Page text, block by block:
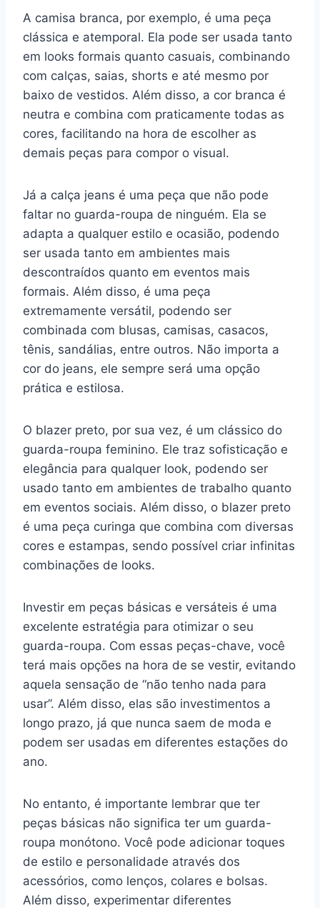
A camisa branca, por exemplo, é uma peça
clássica e atemporal. Ela pode ser usada tanto
em looks formais quanto casuais, combinando
com calças, saias, shorts e até mesmo por
baixo de vestidos. Além disso, a cor branca é
neutra e combina com praticamente todas as
cores, facilitando na hora de escolher as
demais peças para compor o visual.
Já a calça jeans é uma peça que não pode
faltar no guarda-roupa de ninguém. Ela se
adapta a qualquer estilo e ocasião, podendo
ser usada tanto em ambientes mais
descontraídos quanto em eventos mais
formais. Além disso, é uma peça
extremamente versátil, podendo ser
combinada com blusas, camisas, casacos,
tênis, sandálias, entre outros. Não importa a
cor do jeans, ele sempre será uma opção
prática e estilosa.
O blazer preto, por sua vez, é um clássico do
guarda-roupa feminino. Ele traz sofisticação e
elegância para qualquer look, podendo ser
usado tanto em ambientes de trabalho quanto
em eventos sociais. Além disso, o blazer preto
é uma peça curinga que combina com diversas
cores e estampas, sendo possível criar infinitas
combinações de looks.
Investir em peças básicas e versáteis é uma
excelente estratégia para otimizar o seu
guarda-roupa. Com essas peças-chave, você
terá mais opções na hora de se vestir, evitando
aquela sensação de “não tenho nada para
usar”. Além disso, elas são investimentos a
longo prazo, já que nunca saem de moda e
podem ser usadas em diferentes estações do
ano.
No entanto, é importante lembrar que ter
peças básicas não significa ter um guarda-
roupa monótono. Você pode adicionar toques
de estilo e personalidade através dos
acessórios, como lenços, colares e bolsas.
Além disso, experimentar diferentes